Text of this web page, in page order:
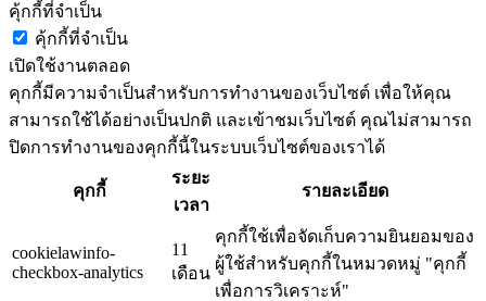
คุ้กกี้ที่จำเป็น
คุ้กกี้ที่จำเป็น
เปิดใช้งานตลอด
คุกกี้มีความจำเป็นสำหรับการทำงานของเว็บไซต์ เพื่อให้คุณ
สามารถใช้ได้อย่างเป็นปกติ และเข้าชมเว็บไซต์ คุณไม่สามารถ
ปิดการทำงานของคุกกี้นี้ในระบบเว็บไซต์ของเราได้
คุกกี้
ระยะ
เวลา
รายละเอียด
cookielawinfo-
checkbox-analytics
11
เดือน
คุกกี้ใช้เพื่อจัดเก็บความยินยอมของ
ผู้ใช้สำหรับคุกกี้ในหมวดหมู่ "คุกกี้
เพื่อการวิเคราะห์"